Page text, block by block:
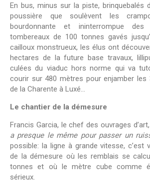
En bus, minus sur la piste, brinquebalés
poussière que soulèvent les
bourdonnante et ininterrompue des
tombereaux de 100 tonnes gavés
cailloux monstrueux, les élus ont
hectares de la future base travaux,
culées du viaduc hors norme qui va
courir sur 480 mètres pour enjamber les
de la Charente à Luxé…
Le chantier de la démesure
Francis Garcia, le chef des ouvrages
a presque le même pour passer un
possible: la ligne à grande vitesse, c’est
de la démesure où les remblais se
tonnes et où le mètre cube comme
sérieux.